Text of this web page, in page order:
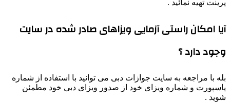
پرینت تهیه نمائید .
آیا امکان راستی آزمایی ویزاهای صادر شده در سایت
وجود دارد ؟
بله با مراجعه به سایت جوازات دبی می توانید با استفاده از شماره
پاسپورت و شماره ویزای خود از صدور ویزای دبی خود مطمئن
شوید .